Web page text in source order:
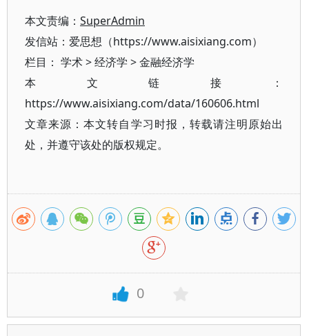
本文责编： SuperAdmin
发信站：爱思想（https://www.aisixiang.com）
栏目： 学术>经济学 >金融经济学
本文链接：
https://www.aisixiang.com/data/160606.html
文章来源：本文转自学习时报，转载请注明原始出
处，并遵守该处的版权规定。
0